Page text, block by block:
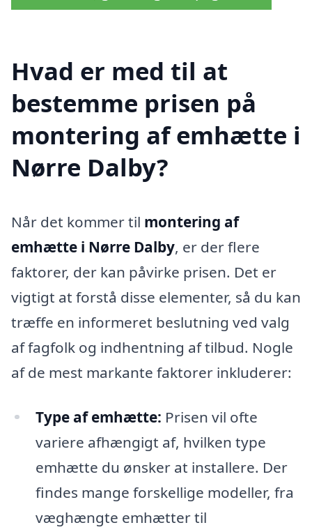
Hvad er med til at
bestemme prisen på
montering af emhætte i
Nørre Dalby?
Når det kommer til montering af
emhætte i Nørre Dalby, er der flere
faktorer, der kan påvirke prisen. Det er
vigtigt at forstå disse elementer, så du kan
træffe en informeret beslutning ved valg
af fagfolk og indhentning af tilbud. Nogle
af de mest markante faktorer inkluderer:
Type af emhætte: Prisen vil ofte
variere afhængigt af, hvilken type
emhætte du ønsker at installere. Der
findes mange forskellige modeller, fra
væghængte emhætter til